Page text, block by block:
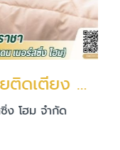
ศูนย์ดูแลผู้ป่วยติดเตียง ศรีราชา
โฮม จำกัด